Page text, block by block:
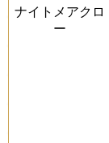
ナイトメアクロ
ー